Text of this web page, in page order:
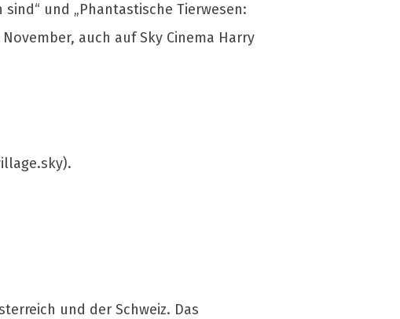
und „Phantastische Tierwesen:
auch auf Sky Cinema Harry
und der Schweiz. Das